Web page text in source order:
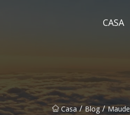
CASA
Casa / Blog /